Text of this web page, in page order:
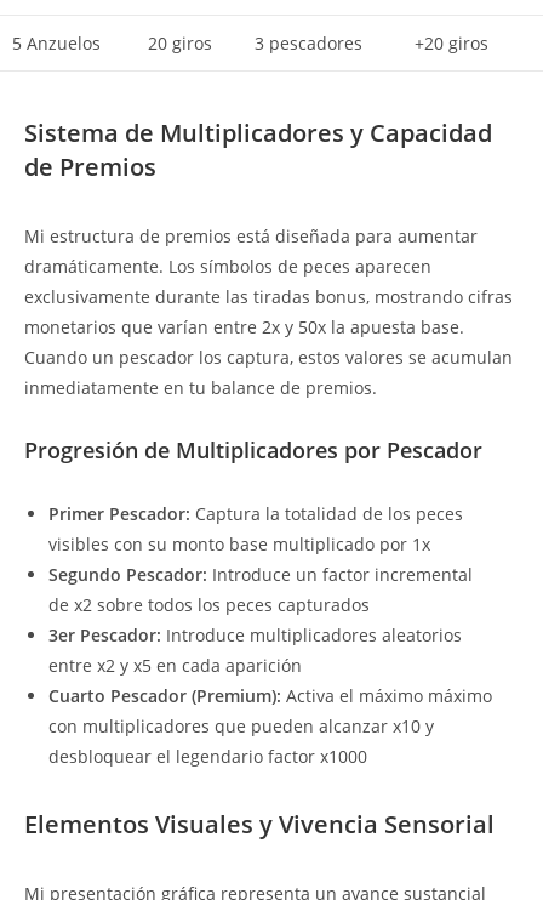
5 Anzuelos 20 giros 3 pescadores +20 giros
Sistema de Multiplicadores y Capacidad
de Premios
Mi estructura de premios está diseñada para aumentar
dramáticamente. Los símbolos de peces aparecen
exclusivamente durante las tiradas bonus, mostrando cifras
monetarios que varían entre 2x y 50x la apuesta base.
Cuando un pescador los captura, estos valores se acumulan
inmediatamente en tu balance de premios.
Progresión de Multiplicadores por Pescador
Primer Pescador: Captura la totalidad de los peces
visibles con su monto base multiplicado por 1x
Segundo Pescador: Introduce un factor incremental
de x2 sobre todos los peces capturados
3er Pescador: Introduce multiplicadores aleatorios
entre x2 y x5 en cada aparición
Cuarto Pescador (Premium): Activa el máximo máximo
con multiplicadores que pueden alcanzar x10 y
desbloquear el legendario factor x1000
Elementos Visuales y Vivencia Sensorial
Mi presentación gráfica representa un avance sustancial